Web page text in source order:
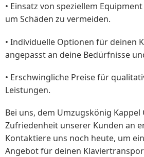
• Einsatz von speziellem
um Schäden zu vermeiden.
• Individuelle Optionen für deinen
angepasst an deine Bedürfnisse
• Erschwingliche Preise für
Leistungen.
Bei uns, dem Umzugskönig
Zufriedenheit unserer Kunden an
Kontaktiere uns noch heute, um
Angebot für deinen